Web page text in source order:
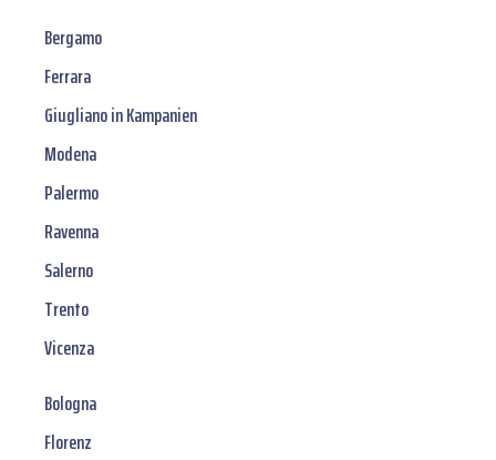
Bergamo
Ferrara
Giugliano in Kampanien
Modena
Palermo
Ravenna
Salerno
Trento
Vicenza
Bologna
Florenz